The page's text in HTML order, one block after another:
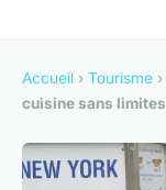
Accueil › Tourisme ›
cuisine sans limites